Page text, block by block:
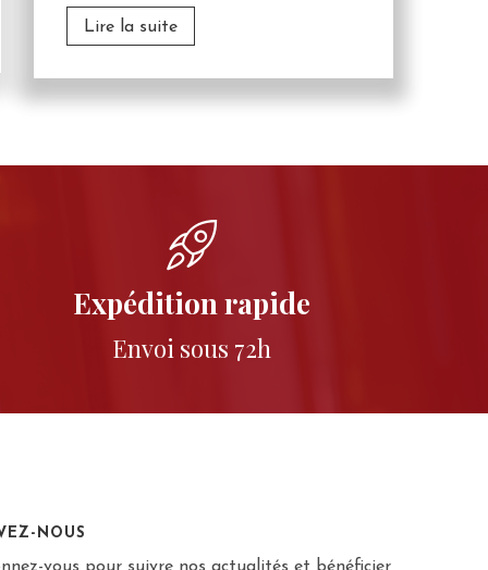
Lire la suite
Expédition rapide
Envoi sous 72h
NOUS
vous pour suivre nos actualités et bénéficier